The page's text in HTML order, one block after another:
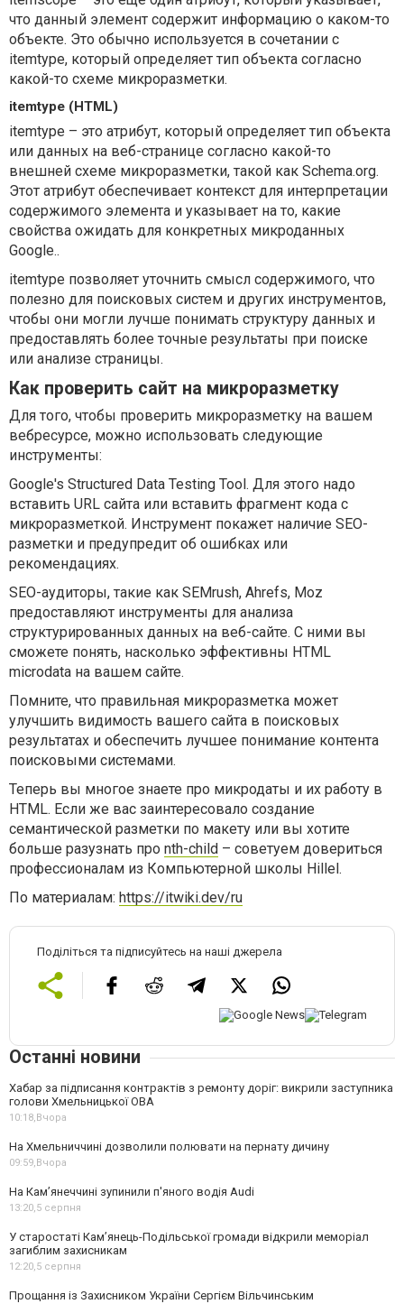
что данный элемент содержит информацию о каком-то
объекте. Это обычно используется в сочетании с
itemtype, который определяет тип объекта согласно
какой-то схеме микроразметки.
itemtype (HTML)
itemtype – это атрибут, который определяет тип объекта
или данных на веб-странице согласно какой-то
внешней схеме микроразметки, такой как Schema.org.
Этот атрибут обеспечивает контекст для интерпретации
содержимого элемента и указывает на то, какие
свойства ожидать для конкретных микроданных
Google..
itemtype позволяет уточнить смысл содержимого, что
полезно для поисковых систем и других инструментов,
чтобы они могли лучше понимать структуру данных и
предоставлять более точные результаты при поиске
или анализе страницы.
Как проверить сайт на микроразметку
Для того, чтобы проверить микроразметку на вашем
вебресурсе, можно использовать следующие
инструменты:
Google's Structured Data Testing Tool. Для этого надо
вставить URL сайта или вставить фрагмент кода с
микроразметкой. Инструмент покажет наличие SEO-
разметки и предупредит об ошибках или
рекомендациях.
SEO-аудиторы, такие как SEMrush, Ahrefs, Moz
предоставляют инструменты для анализа
структурированных данных на веб-сайте. С ними вы
сможете понять, насколько эффективны HTML
microdata на вашем сайте.
Помните, что правильная микроразметка может
улучшить видимость вашего сайта в поисковых
результатах и обеспечить лучшее понимание контента
поисковыми системами.
Теперь вы многое знаете про микродаты и их работу в
HTML. Если же вас заинтересовало создание
семантической разметки по макету или вы хотите
больше разузнать про nth-child – советуем довериться
профессионалам из Компьютерной школы Hillel.
По материалам: https://itwiki.dev/ru
Поділіться та підписуйтесь на наші джерела
Останні новини
Хабар за підписання контрактів з ремонту доріг: викрили заступника
голови Хмельницької ОВА
10:18, Вчора
На Хмельниччині дозволили полювати на пернату дичину
09:59, Вчора
На Камʼянеччині зупинили п'яного водія Audi
13:20,5 серпня
У старостаті Кам’янець-Подільської громади відкрили меморіал
загиблим захисникам
12:20,5 серпня
Прощання із Захисником України Сергієм Вільчинським